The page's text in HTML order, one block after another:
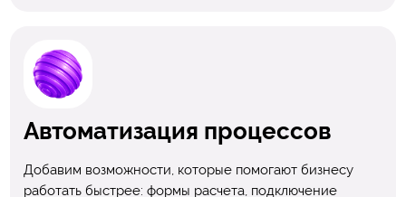
Автоматизация процессов
Добавим возможности, которые помогают бизнесу
работать быстрее: формы расчета, подключение